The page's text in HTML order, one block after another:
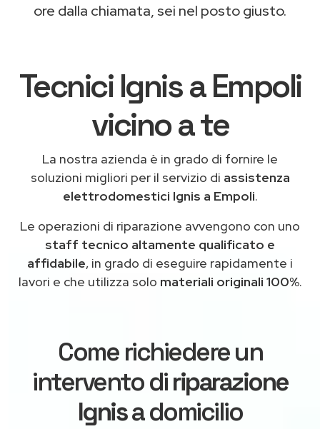
ore dalla chiamata, sei nel posto giusto.
Tecnici Ignis a Empoli
vicino a te
La nostra azienda è in grado di fornire le
soluzioni migliori per il servizio di assistenza
elettrodomestici Ignis a Empoli.
Le operazioni di riparazione avvengono con uno
staff tecnico altamente qualificato e
affidabile, in grado di eseguire rapidamente i
lavori e che utilizza solo materiali originali 100%.
Come richiedere un
intervento diriparazione
Ignisa domicilio